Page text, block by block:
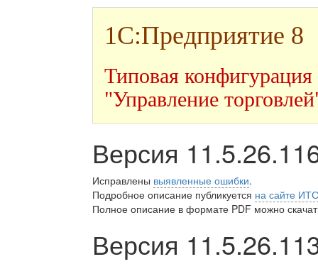
1С:Предприятие 8
Типовая конфигурация
"Управление
Версия
Исправлены выявленные ошибки.
Подробное описание публикуется на сайте ИТС
Полное описание в формате PDF можно
Версия